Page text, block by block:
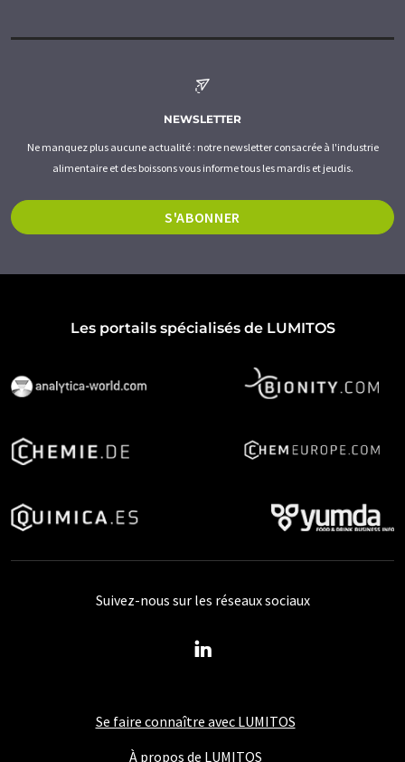
NEWSLETTER
Ne manquez plus aucune actualité : notre newsletter consacrée à l'industrie
alimentaire et des boissons vous informe tous les mardis et jeudis.
S'ABONNER
Les portails spécialisés de LUMITOS
Se faire connaître avec LUMITOS
À propos de LUMITOS
Suivez-nous sur les réseaux sociaux